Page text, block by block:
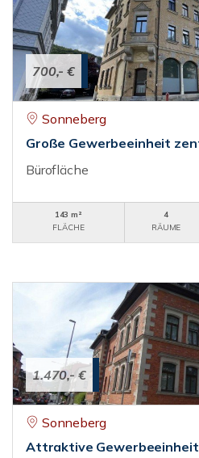
700,- €
Sonneberg
Große Gewerbeeinheit
Bürofläche
143 m²
FLÄCHE
4
RÄUME
1.470,- €
Sonneberg
Attraktive Gewerbeeinheit